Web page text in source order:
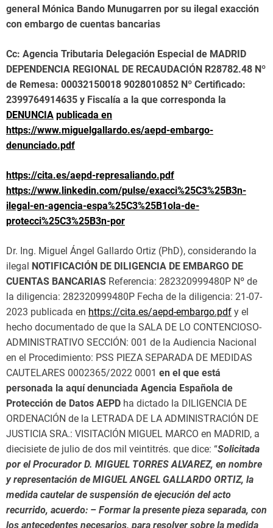
general Mónica Bando Munugarren por su ilegal exacción
con embargo de cuentas bancarias
Cc: Agencia Tributaria Delegación Especial de MADRID
DEPENDENCIA REGIONAL DE RECAUDACIÓN R28782.48 Nº
de Remesa: 00032150018 9028010852 Nº Certificado:
2399764914635 y Fiscalía a la que corresponda la
DENUNCIA publicada en
https://www.miguelgallardo.es/aepd-embargo-
denunciado.pdf
https://cita.es/aepd-represaliando.pdf
https://www.linkedin.com/pulse/exacci%25C3%25B3n-
ilegal-en-agencia-espa%25C3%25B1ola-de-
protecci%25C3%25B3n-por
Dr. Ing. Miguel Ángel Gallardo Ortiz (PhD), considerando la
ilegal NOTIFICACIÓN DE DILIGENCIA DE EMBARGO DE
CUENTAS BANCARIAS Referencia: 282320999480P Nº de
la diligencia: 282320999480P Fecha de la diligencia: 21-07-
2023 publicada en https://cita.es/aepd-embargo.pdf y el
hecho documentado de que la SALA DE LO CONTENCIOSO-
ADMINISTRATIVO SECCIÓN: 001 de la Audiencia Nacional
en el Procedimiento: PSS PIEZA SEPARADA DE MEDIDAS
CAUTELARES 0002365/2022 0001 en el que está
personada la aquí denunciada Agencia Española de
Protección de Datos AEPD ha dictado la DILIGENCIA DE
ORDENACIÓN de la LETRADA DE LA ADMINISTRACIÓN DE
JUSTICIA SRA.: VISITACIÓN MIGUEL MARCO en MADRID, a
diecisiete de julio de dos mil veintitrés. que dice: “Solicitada
por el Procurador D. MIGUEL TORRES ALVAREZ, en nombre
y representación de MIGUEL ANGEL GALLARDO ORTIZ, la
medida cautelar de suspensión de ejecución del acto
recurrido, acuerdo: – Formar la presente pieza separada, con
los antecedentes necesarios, para resolver sobre la medida